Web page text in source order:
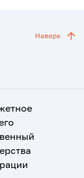
Наверх